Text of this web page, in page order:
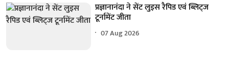
प्रज्ञानानंदा ने सेंट लुइस रैपिड एवं ब्लिट्ज
टूर्नामेंट जीता
07 Aug 2026